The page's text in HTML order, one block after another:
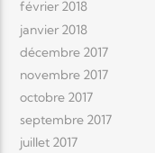
février 2018
janvier 2018
décembre 2017
novembre 2017
octobre 2017
septembre 2017
juillet 2017